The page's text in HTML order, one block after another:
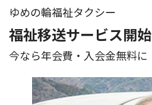
ゆめの輪福祉タクシー
福祉移送サービス開始
今なら年会費・入会金無料に